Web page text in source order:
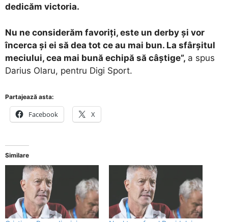
dedicăm victoria.
Nu ne considerăm favoriți, este un derby și vor
încerca și ei să dea tot ce au mai bun. La sfârșitul
meciului, cea mai bună echipă să câștige”, a spus
Darius Olaru, pentru Digi Sport.
Partajează asta:
Facebook X
Similare